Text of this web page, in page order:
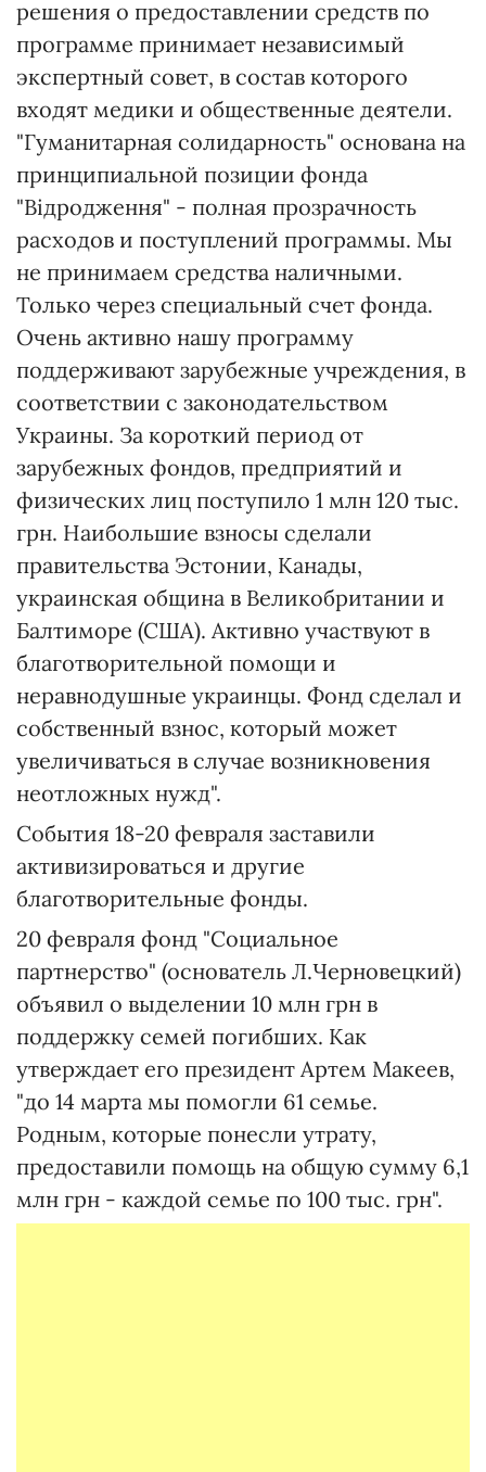
решения о предоставлении средств по
программе принимает независимый
экспертный совет, в состав которого
входят медики и общественные деятели.
"Гуманитарная солидарность" основана на
принципиальной позиции фонда
"Відродження" - полная прозрачность
расходов и поступлений программы. Мы
не принимаем средства наличными.
Только через специальный счет фонда.
Очень активно нашу программу
поддерживают зарубежные учреждения, в
соответствии с законодательством
Украины. За короткий период от
зарубежных фондов, предприятий и
физических лиц поступило 1 млн 120 тыс.
грн. Наибольшие взносы сделали
правительства Эстонии, Канады,
украинская община в Великобритании и
Балтиморе (США). Активно участвуют в
благотворительной помощи и
неравнодушные украинцы. Фонд сделал и
собственный взнос, который может
увеличиваться в случае возникновения
неотложных нужд".
События 18-20 февраля заставили
активизироваться и другие
благотворительные фонды.
20 февраля фонд "Социальное
партнерство" (основатель Л.Черновецкий)
объявил о выделении 10 млн грн в
поддержку семей погибших. Как
утверждает его президент Артем Макеев,
"до 14 марта мы помогли 61 семье.
Родным, которые понесли утрату,
предоставили помощь на общую сумму 6,1
млн грн - каждой семье по 100 тыс. грн".